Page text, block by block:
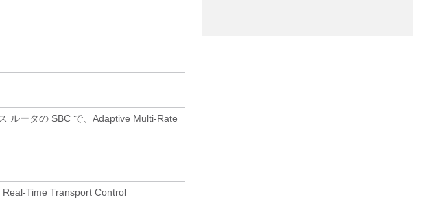
ルータの SBC で、Adaptive Multi-Rate
Real-Time Transport Control